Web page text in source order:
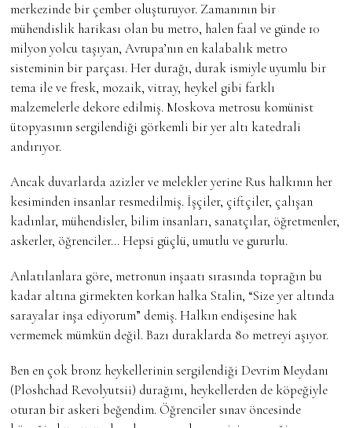
merkezinde bir çember oluşturuyor. Zamanının bir
mühendislik harikası olan bu metro, halen faal ve günde 10
milyon yolcu taşıyan, Avrupa’nın en kalabalık metro
sisteminin bir parçası. Her durağı, durak ismiyle uyumlu bir
tema ile ve fresk, mozaik, vitray, heykel gibi farklı
malzemelerle dekore edilmiş. Moskova metrosu komünist
ütopyasının sergilendiği görkemli bir yer altı katedrali
andırıyor.
Ancak duvarlarda azizler ve melekler yerine Rus halkının her
kesiminden insanlar resmedilmiş. İşçiler, çiftçiler, çalışan
kadınlar, mühendisler, bilim insanları, sanatçılar, öğretmenler,
askerler, öğrenciler… Hepsi güçlü, umutlu ve gururlu.
Anlatılanlara göre, metronun inşaatı sırasında toprağın bu
kadar altına girmekten korkan halka Stalin, “Size yer altında
sarayalar inşa ediyorum” demiş. Halkın endişesine hak
vermemek mümkün değil. Bazı duraklarda 80 metreyi aşıyor.
Ben en çok bronz heykellerinin sergilendiği Devrim Meydanı
(Ploshchad Revolyutsii) durağını, heykellerden de köpeğiyle
oturan bir askeri beğendim. Öğrenciler sınav öncesinde